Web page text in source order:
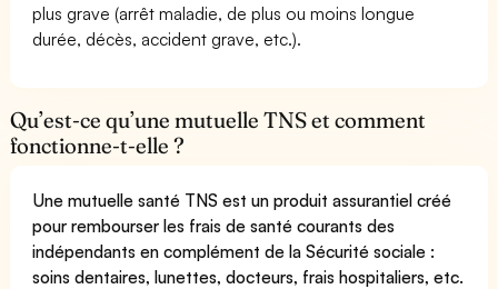
plus grave (arrêt maladie, de plus ou moins longue
durée, décès, accident grave, etc.).
Qu’est-ce qu’une mutuelle TNS et comment
fonctionne-t-elle ?
Une mutuelle santé TNS est un produit assurantiel créé
pour rembourser les frais de santé courants des
indépendants en complément de la Sécurité sociale :
soins dentaires, lunettes, docteurs, frais hospitaliers, etc.